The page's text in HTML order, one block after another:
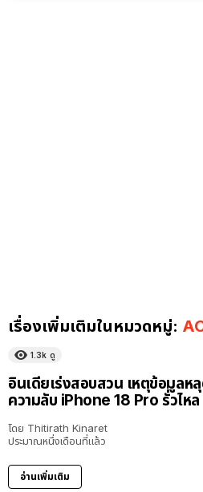
เรื่องเพิ่มเติมในหมวดหมู่:
1.3k ดู
อินเดียเร่งสอบสวน เหตุข้อมูล
ความลับ iPhone 18 Pro รั่วไหล
โดย Thitirath Kinaret
ประมาณหนึ่งเดือนที่แล้ว
อ่านเพิ่มเติม